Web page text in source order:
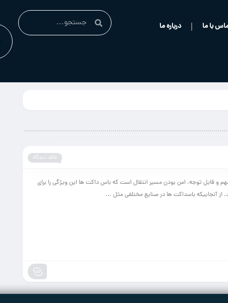
با ما درباره ما
فاقد دیدگاه
مهم و قابل توجه، امن بودن مسیر انتقال است که باس داکت ها این ویژگی را برای
از آنجاییکه باسداکت ها در صنایع مختلفی مثل ...